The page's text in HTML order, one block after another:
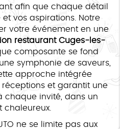
afin que chaque détail
vos aspirations. Notre
votre événement en une
restaurant Cuges-les-
composante se fond
symphonie de saveurs,
approche intégrée
et garantit une
chaque invité, dans un
ne se limite pas aux